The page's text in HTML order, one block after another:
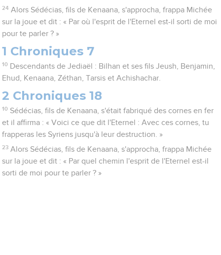
24 Alors Sédécias, fils de Kenaana, s'approcha, frappa Michée
sur la joue et dit : « Par où l'esprit de l'Eternel est-il sorti de moi
pour te parler ? »
1 Chroniques 7
10 Descendants de Jediaël : Bilhan et ses fils Jeush, Benjamin,
Ehud, Kenaana, Zéthan, Tarsis et Achishachar.
2 Chroniques 18
10 Sédécias, fils de Kenaana, s'était fabriqué des cornes en fer
et il affirma : « Voici ce que dit l'Eternel : Avec ces cornes, tu
frapperas les Syriens jusqu'à leur destruction. »
23 Alors Sédécias, fils de Kenaana, s'approcha, frappa Michée
sur la joue et dit : « Par quel chemin l'esprit de l'Eternel est-il
sorti de moi pour te parler ? »